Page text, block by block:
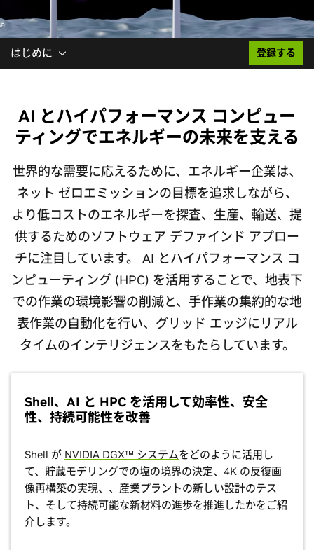
はじめに 登録する
AI とハイパフォーマンス コンピュー
ティングでエネルギーの未来を支える
世界的な需要に応えるために、エネルギー企業は、
ネット ゼロエミッションの目標を追求しながら、
より低コストのエネルギーを探査、生産、輸送、提
供するためのソフトウェア デファインド アプロー
チに注目しています。 AI とハイパフォーマンス コ
ンピューティング (HPC) を活用することで、地表下
での作業の環境影響の削減と、手作業の集約的な地
表作業の自動化を行い、グリッド エッジにリアル
タイムのインテリジェンスをもたらしています。
Shell、AI と HPC を活用して効率性、安全
性、持続可能性を改善
Shell が NVIDIA DGX™ システムをどのように活用し
て、貯蔵モデリングでの塩の境界の決定、4K の反復画
像再構築の実現、、産業プラントの新しい設計のテス
ト、そして持続可能な新材料の進歩を推進したかをご紹
介します。